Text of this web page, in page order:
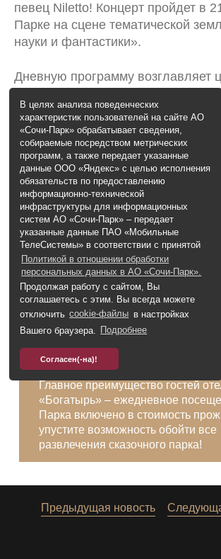
В целях анализа поведенческих
характеристик пользователей на сайте АО
«Сочи-Парк» обрабатывает сведения,
собираемые посредством метрических
программ, а также передает указанные
данные ООО «Яндекс» с целью исполнения
обязательств по предоставлению
информационно-технической
инфраструктуры для информационных
систем АО «Сочи-Парк» – передает
указанные данные ПАО «Мобильные
ТелеСистемы» в соответствии с принятой
Политикой в отношении обработки
персональных данных в АО «Сочи-Парк».
Продолжая работу с сайтом, Вы
соглашаетесь с этим. Вы всегда можете
отключить cookie-файлы в настройках
Вашего браузера. Подробнее
Согласен(-на)!
resagent@sochi-park.ru
09:16 + 29
певец Niletto! Концерт пройдет в
Парке на сцене тематической
науки и фантастики».
Дневную программу возглавляет
с фантастическим
«Обыкновенные чудеса». В шоу
ведущие артисты цирка на
обладатели Гран-при
фестиваля циркового искусства
слон» Лючия и Егор
эквилибрист Андрей Катков,
«Лучший клоун мира»
и другие. Шоу «Обыкновенные
другие новинки сезона, останется
анимационной программе Сочи
протяжении всего лета
Ознакомьтесь сподробной
дня рождения Сочи Парка!
Главное преимущество гостей
«Богатырь» – ежедневное
Парка включено в стоимость
упустите возможность обойти все
развлечения сказочного парка!
Предыдущая новость